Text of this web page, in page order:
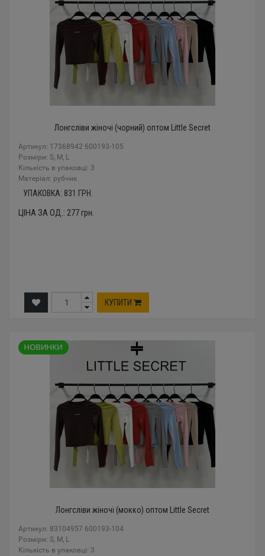
Лонгсліви жіночі (чорний) оптом Little Secret
Артикул: 17368942 600193-105
Розміри: S, M, L
Кількість в упаковці: 3
Mатеріал: рубчик
УПАКОВКА: 831 ГРН.
ЦІНА ЗА ОД.: 277грн.
КУПИТИ
Лонгсліви жіночі (мокко) оптом Little Secret
Артикул: 83104957 600193-104
Розміри: S, M, L
Кількість в упаковці: 3